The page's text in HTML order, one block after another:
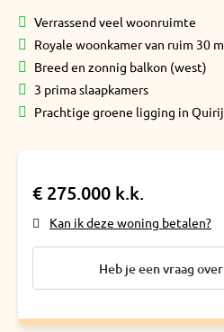
Verrassend veel woonruimte
Royale woonkamer van ruim 30
Breed en zonnig balkon (west)
3 prima slaapkamers
Prachtige groene ligging in
€ 275.000 k.k.
Kan ik deze woning betalen?
Heb je een vraag